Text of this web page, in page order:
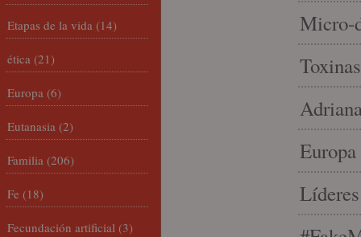
Micro-
Etapas de la vida (14)
ética (21)
Europa (6)
Eutanasia (2)
Familia (206)
Fe (18)
Fecundación artificial (3)